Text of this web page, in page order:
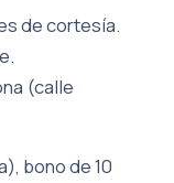
de cortesía.
(calle
bono de 10